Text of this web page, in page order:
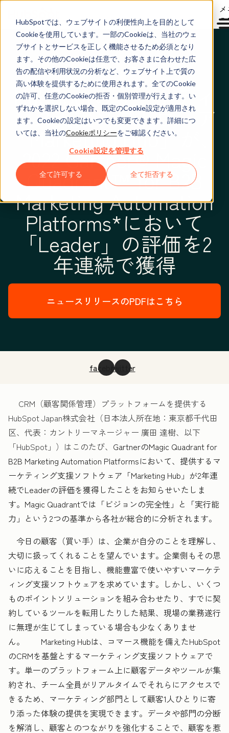
HubSpotでは、ウェブサイトの利便性向上を目的として
Cookieを使用しています。一部のCookieは、当社のウェ
ブサイトとサービスを正しく機能させるため必須となり
ます。その他のCookieは任意で、お客さまに合わせた広
告の配信や利用状況の分析など、ウェブサイト上で質の
高い体験を提供するために使用されます。全てのCookie
の許可、任意のCookieの拒否・個別管理が行えます。い
ずれかを選択しない場合、既定のCookie設定が適用され
ます。Cookieの設定はいつでも変更できます。詳細につ
いては、当社のCookieポリシーをご確認ください。
Cookie設定を管理する
全て許可する 全て拒否する
2022年10月6日
HubSpotのマーケティ
ング支援ソフトウェア
「Marketing Hub」が、
2022 Gartner® Magic
Quadrant™ for B2B
Marketing Automation
Platforms*において
「Leader」の評価を2
年連続で獲得
ニュースリリースのPDFはこちら
facebooktwitter
CRM（顧客関係管理）プラットフォームを提供する
HubSpot Japan株式会社（日本法人所在地：東京都千代田
区、代表：カントリーマネージャー 廣田 達樹、以下
「HubSpot」）はこのたび、 GartnerのMagic Quadrant for
B2B Marketing Automation Platformsにおいて、提供するマ
ーケティング支援ソフトウェア「Marketing Hub」が2年連
続でLeaderの評価を獲得したことをお知らせいたしま
す。Magic Quadrantでは「ビジョンの完全性」と「実行能
力」という2つの基準から各社が総合的に分析されます。
今日の顧客（買い手）は、企業が自分のことを理解し、
大切に扱ってくれることを望んでいます。企業側もその思
いに応えることを目指し、機能豊富で使いやすいマーケテ
ィング支援ソフトウェアを求めています。しかし、いくつ
ものポイントソリューションを組み合わせたり、すでに契
約しているツールを転用したりした結果、現場の業務遂行
に無理が生じてしまっている場合も少なくありませ
ん。 Marketing Hubは、コマース機能を備えたHubSpot
のCRMを基盤とするマーケティング支援ソフトウェアで
す。単一のプラットフォーム上に顧客データやツールが集
約され、チーム全員がリアルタイムでそれらにアクセスで
きるため、マーケティング部門として顧客1人ひとりに寄
り添った体験の提供を実現できます。データや部門の分断
を解消し、顧客とのつながりを強化することで、顧客を惹